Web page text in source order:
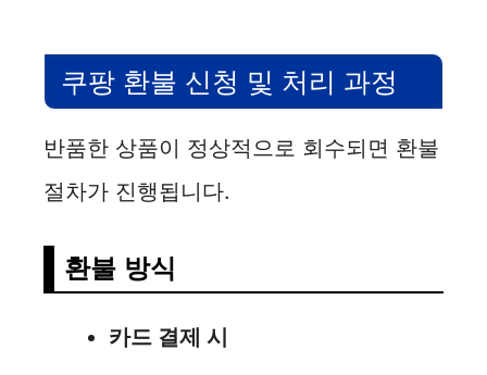
쿠팡 환불 신청 및 처리 과정
반품한 상품이 정상적으로 회수되면 환불
절차가 진행됩니다.
환불 방식
카드 결제 시